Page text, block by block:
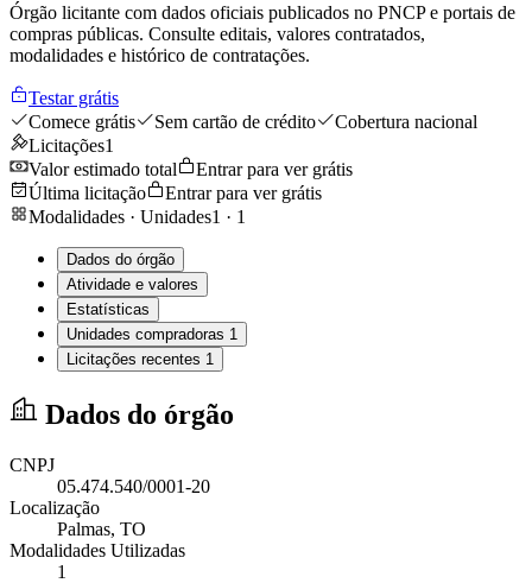
Órgão licitante com dados oficiais publicados no PNCP e portais de
compras públicas. Consulte editais, valores contratados,
modalidades e histórico de contratações.
Testar grátis
Comece grátis
Sem cartão de crédito
Cobertura nacional
Licitações1
Valor estimado total
Entrar para ver grátis
Última licitação
Entrar para ver grátis
Modalidades · Unidades1 · 1
Dados do órgão
Atividade e valores
Estatísticas
Unidades compradoras 1
Licitações recentes 1
Dados do órgão
CNPJ
05.474.540/0001-20
Localização
Palmas, TO
Modalidades Utilizadas
1